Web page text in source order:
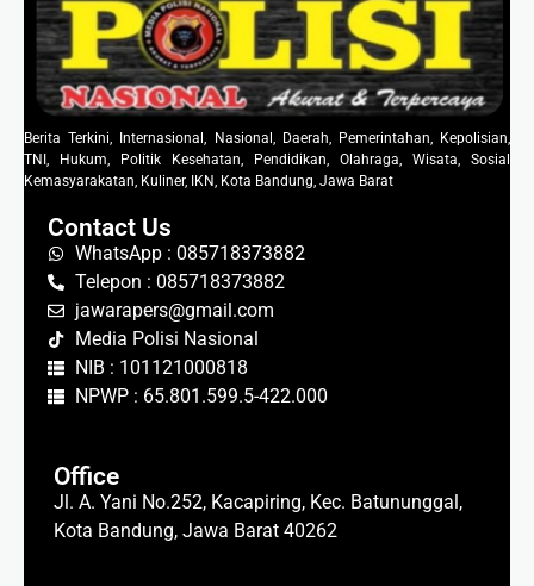
Berita Terkini, Internasional, Nasional, Daerah, Pemerintahan, Kepolisian,
TNI, Hukum, Politik Kesehatan, Pendidikan, Olahraga, Wisata, Sosial
Kemasyarakatan, Kuliner, IKN, Kota Bandung, Jawa Barat
Contact Us
WhatsApp : 085718373882
Telepon : 085718373882
jawarapers@gmail.com
Media Polisi Nasional
NIB : 101121000818
NPWP : 65.801.599.5-422.000
Office
Jl. A. Yani No.252, Kacapiring, Kec. Batununggal,
Kota Bandung, Jawa Barat 40262